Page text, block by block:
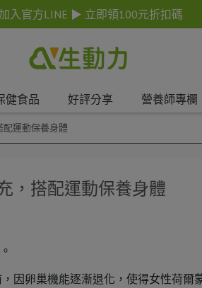
入官方LINE ▶ 立即領100元折扣碼
健食品 好評分享 營養師專欄
運動保養身體
，搭配運動保養身體
因卵巢機能逐漸退化，使得女性荷爾